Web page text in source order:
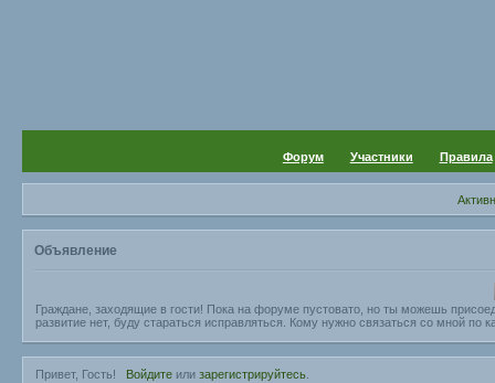
Форум Участники Правила
Объявление
Граждане, заходящие в гости! Пока на форуме пустовато, но ты можешь
развитие нет, буду стараться исправляться. Кому нужно связаться со мной
Привет, Гость! Войдитеили зарегистрируйтесь.